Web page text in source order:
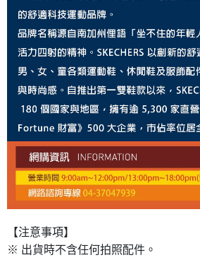
【注意事項】
※ 出貨時不含任何拍照配件。